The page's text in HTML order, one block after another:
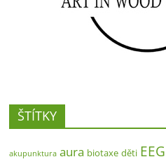
ŠTÍTKY
akupunktura aura biotaxe děti EEG